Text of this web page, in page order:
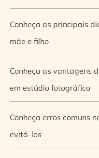
Conheça as principais
mãe e filho
Conheça as vantagens
em estúdio fotográfico
Conheça erros comuns
evitá-los